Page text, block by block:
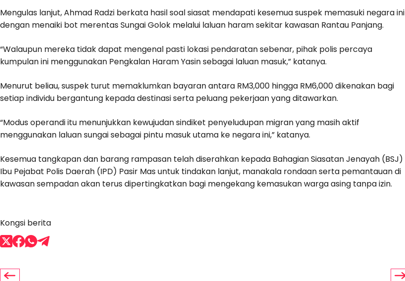
Mengulas lanjut, Ahmad Radzi berkata hasil soal siasat mendapati kesemua suspek memasuki negara ini
dengan menaiki bot merentas Sungai Golok melalui laluan haram sekitar kawasan Rantau Panjang.
“Walaupun mereka tidak dapat mengenal pasti lokasi pendaratan sebenar, pihak polis percaya
kumpulan ini menggunakan Pengkalan Haram Yasin sebagai laluan masuk,” katanya.
Menurut beliau, suspek turut memaklumkan bayaran antara RM3,000 hingga RM6,000 dikenakan bagi
setiap individu bergantung kepada destinasi serta peluang pekerjaan yang ditawarkan.
“Modus operandi itu menunjukkan kewujudan sindiket penyeludupan migran yang masih aktif
menggunakan laluan sungai sebagai pintu masuk utama ke negara ini,” katanya.
Kesemua tangkapan dan barang rampasan telah diserahkan kepada Bahagian Siasatan Jenayah (BSJ)
Ibu Pejabat Polis Daerah (IPD) Pasir Mas untuk tindakan lanjut, manakala rondaan serta pemantauan di
kawasan sempadan akan terus dipertingkatkan bagi mengekang kemasukan warga asing tanpa izin.
Kongsi berita